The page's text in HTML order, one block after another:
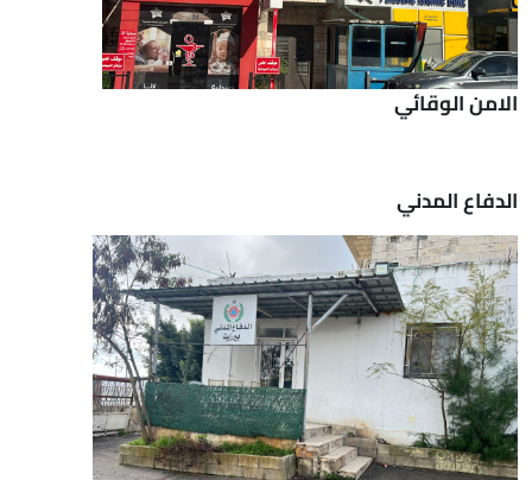
الامن الوقائي
الدفاع المدني